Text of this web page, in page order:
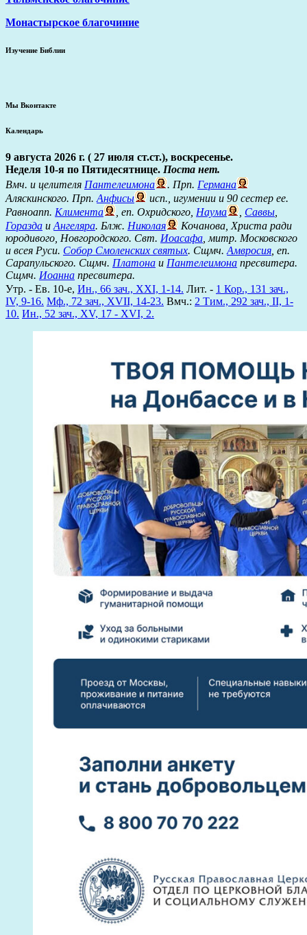
Монастырское благочиние
Изучение Библии
Мы Вконтакте
Календарь
9 августа 2026 г. ( 27 июля ст.ст.), воскресенье.
Неделя 10-я по Пятидесятнице. Поста нет.
Вмч. и целителя Пантелеимона . Прп. Германа
Аляскинского. Прп.Анфисы
исп., игумении и 90 сестер ее.
Равноапп. Климента , еп. Охридского, Наума , Саввы,
Горазда иАнгеляра. Блж. Николая
Кочанова, Христа ради
юродивого, Новгородского. Свт. Иоасафа, митр. Московского
и всея Руси. Собор Смоленских святых. Сщмч.Амвросия, еп.
Сарапульского. Сщмч. Платона и Пантелеимона пресвитера.
Сщмч. Иоанна пресвитера.
Утр. - Ев. 10-е, Ин., 66 зач., XXI, 1-14. Лит. - 1 Кор., 131 зач.,
IV, 9-16. Мф., 72 зач., XVII, 14-23. Вмч.: 2 Тим., 292 зач., II, 1-
10. Ин., 52 зач., XV, 17 - XVI, 2.